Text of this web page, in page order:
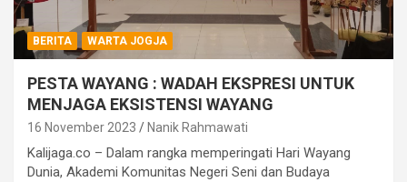
BERITA WARTA JOGJA
PESTA WAYANG : WADAH EKSPRESI UNTUK
MENJAGA EKSISTENSI WAYANG
16 November 2023 Nanik Rahmawati
Kalijaga.co – Dalam rangka memperingati Hari Wayang
Dunia, Akademi Komunitas Negeri Seni dan Budaya